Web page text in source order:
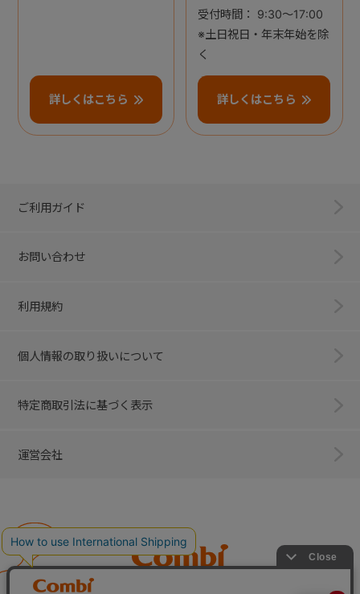
詳しくはこちら
受付時間： 9:30～17:00
※土日祝日・年末年始を除
く
詳しくはこちら
ご利用ガイド
お問い合わせ
利用規約
個人情報の取り扱いについて
特定商取引法に基づく表示
運営会社